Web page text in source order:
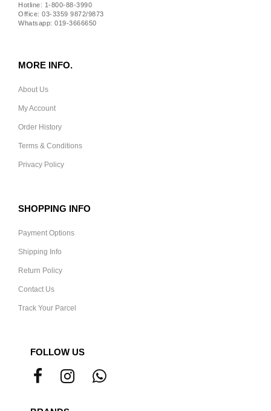
Hotline: 1-800-88-3990
Office: 03-3359 9872/9873
Whatsapp: 019-3666650
MORE INFO.
About Us
My Account
Order History
Terms & Conditions
Privacy Policy
SHOPPING INFO
Payment Options
Shipping Info
Return Policy
Contact Us
Track Your Parcel
FOLLOW US